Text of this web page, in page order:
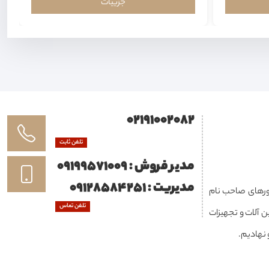
جزییات
در داخل و کشورهای صاحب نام
آلات و تجهیزات
نهادیم.
02191002082
تلفن ثابت
مدیر فروش : 09199571009
مدیریت : 09128584251
تلفن تماس